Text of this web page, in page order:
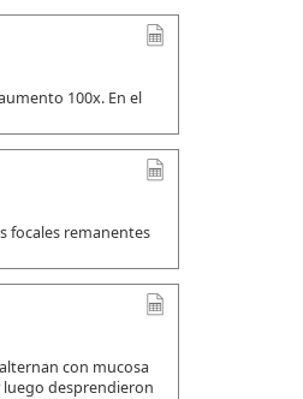
100x. En el
focales remanentes
con mucosa
luego desprendieron